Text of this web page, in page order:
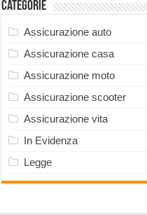
Categorie
Assicurazione auto
Assicurazione casa
Assicurazione moto
Assicurazione scooter
Assicurazione vita
In Evidenza
Legge